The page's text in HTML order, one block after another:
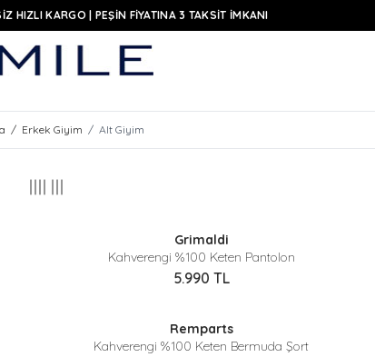
HIZLI KARGO | PEŞİN FİYATINA 3 TAKSİT İMKANI
/ Erkek Giyim / Alt Giyim
Grimaldi
Kahverengi %100 Keten Pantolon
5.990 TL
Remparts
Kahverengi %100 Keten Bermuda Şort